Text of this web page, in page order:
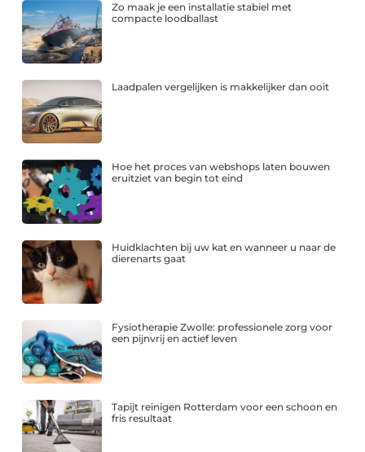
Zo maak je een installatie stabiel met
compacte loodballast
Laadpalen vergelijken is makkelijker dan ooit
Hoe het proces van webshops laten bouwen
eruitziet van begin tot eind
Huidklachten bij uw kat en wanneer u naar de
dierenarts gaat
Fysiotherapie Zwolle: professionele zorg voor
een pijnvrij en actief leven
Tapijt reinigen Rotterdam voor een schoon en
fris resultaat